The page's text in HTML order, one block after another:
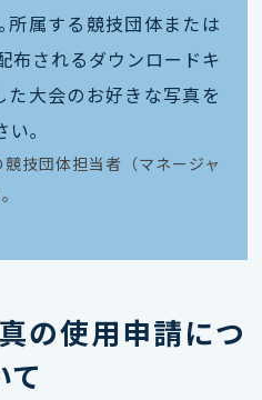
属する競技団体または
布されるダウンロードキ
大会のお好きな写真を
い｡
技団体担当者（マネージャ
の使用申請につ
て